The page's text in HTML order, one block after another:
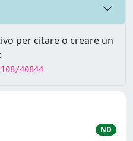
per citare o creare un
40844
ND